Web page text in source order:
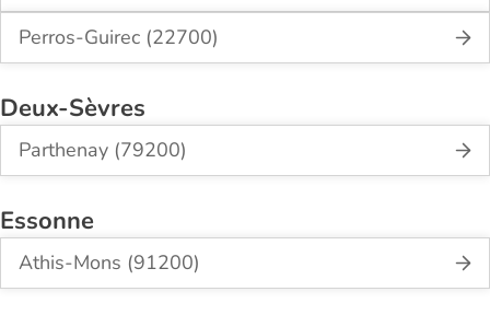
Perros-Guirec (22700)
Deux-Sèvres
Parthenay (79200)
Essonne
Athis-Mons (91200)